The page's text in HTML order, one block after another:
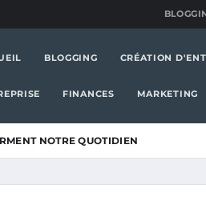
BLOGGING CRÉATION
FINANCES MARKETING
NOTRE QUOTIDIEN